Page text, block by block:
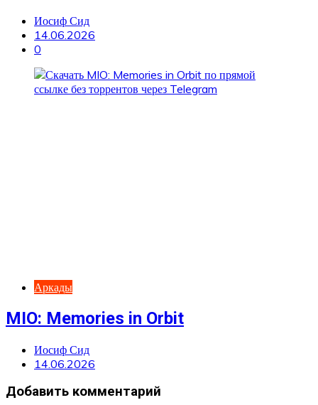
Иосиф Сид
14.06.2026
0
Аркады
MIO: Memories in Orbit
Иосиф Сид
14.06.2026
Добавить комментарий